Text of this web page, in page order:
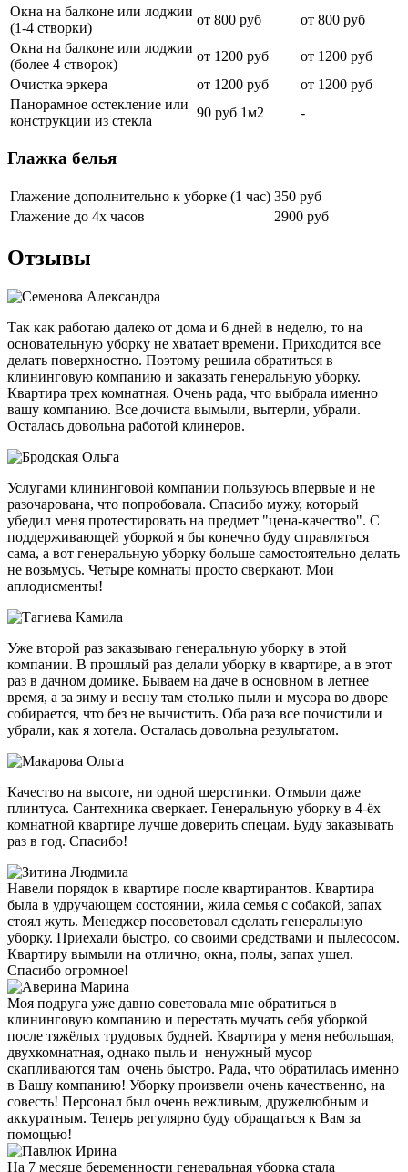
Окна на балконе или лоджии
(1-4 створки)
от 800 руб
от 800 руб
Окна на балконе или лоджии
(более 4 створок)
от 1200 руб
от 1200 руб
Очистка эркера
от 1200 руб
от 1200 руб
Панорамное остекление или
конструкции из стекла
90 руб 1м2 -
Глажка белья
Глажение дополнительно к уборке (1 час) 350 руб
Глажение до 4х часов
2900 руб
Отзывы
Так как работаю далеко от дома и 6 дней в неделю, то на
основательную уборку не хватает времени. Приходится все
делать поверхностно. Поэтому решила обратиться в
клининговую компанию и заказать генеральную уборку.
Квартира трех комнатная. Очень рада, что выбрала именно
вашу компанию. Все дочиста вымыли, вытерли, убрали.
Осталась довольна работой клинеров.
Услугами клининговой компании пользуюсь впервые и не
разочарована, что попробовала. Спасибо мужу, который
убедил меня протестировать на предмет "цена-качество". С
поддерживающей уборкой я бы конечно буду справляться
сама, а вот генеральную уборку больше самостоятельно делать
не возьмусь. Четыре комнаты просто сверкают. Мои
аплодисменты!
Уже второй раз заказываю генеральную уборку в этой
компании. В прошлый раз делали уборку в квартире, а в этот
раз в дачном домике. Бываем на даче в основном в летнее
время, а за зиму и весну там столько пыли и мусора во дворе
собирается, что без не вычистить. Оба раза все почистили и
убрали, как я хотела. Осталась довольна результатом.
Качество на высоте, ни одной шерстинки. Отмыли даже
плинтуса. Сантехника сверкает. Генеральную уборку в 4-ёх
комнатной квартире лучше доверить спецам. Буду заказывать
раз в год. Спасибо!
Навели порядок в квартире после квартирантов. Квартира
была в удручающем состоянии, жила семья с собакой, запах
стоял жуть. Менеджер посоветовал сделать генеральную
уборку. Приехали быстро, со своими средствами и пылесосом.
Квартиру вымыли на отлично, окна, полы, запах ушел.
Спасибо огромное!
Моя подруга уже давно советовала мне обратиться в
клининговую компанию и перестать мучать себя уборкой
после тяжёлых трудовых будней. Квартира у меня небольшая,
двухкомнатная, однако пыль и ненужный мусор
скапливаются там очень быстро. Рада, что обратилась именно
в Вашу компанию! Уборку произвели очень качественно, на
совесть! Персонал был очень вежливым, дружелюбным и
аккуратным. Теперь регулярно буду обращаться к Вам за
помощью!
На 7 месяце беременности генеральная уборка стала